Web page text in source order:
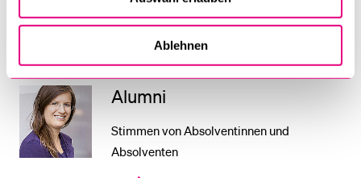
Ablehnen
Alumni
Stimmen von Absolventinnen und
Absolventen